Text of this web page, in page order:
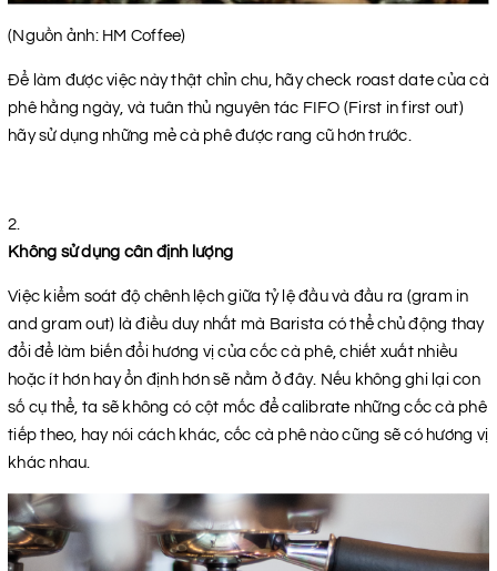
(Nguồn ảnh: HM Coffee)
Để làm được việc này thật chỉn chu, hãy check roast date của cà
phê hằng ngày, và tuân thủ nguyên tác FIFO (First in first out)
hãy sử dụng những mẻ cà phê được rang cũ hơn trước.
Không sử dụng cân định lượng
Việc kiểm soát độ chênh lệch giữa tỷ lệ đầu và đầu ra (gram in
and gram out) là điều duy nhất mà Barista có thể chủ động thay
đổi để làm biến đổi hương vị của cốc cà phê, chiết xuất nhiều
hoặc ít hơn hay ổn định hơn sẽ nằm ở đây. Nếu không ghi lại con
số cụ thể, ta sẽ không có cột mốc để calibrate những cốc cà phê
tiếp theo, hay nói cách khác, cốc cà phê nào cũng sẽ có hương vị
khác nhau.